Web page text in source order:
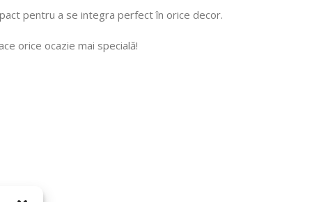
pentru a se integra perfect în orice decor.
orice ocazie mai specială!